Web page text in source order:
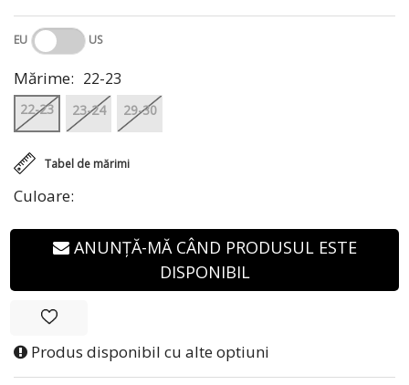
EU US
Culoare:
Tabel de mărimi
Mărime: 22-23
22-23 23-24 29-30
ANUNȚĂ-MĂ CÂND PRODUSUL ESTE
DISPONIBIL
Produs disponibil cu alte optiuni